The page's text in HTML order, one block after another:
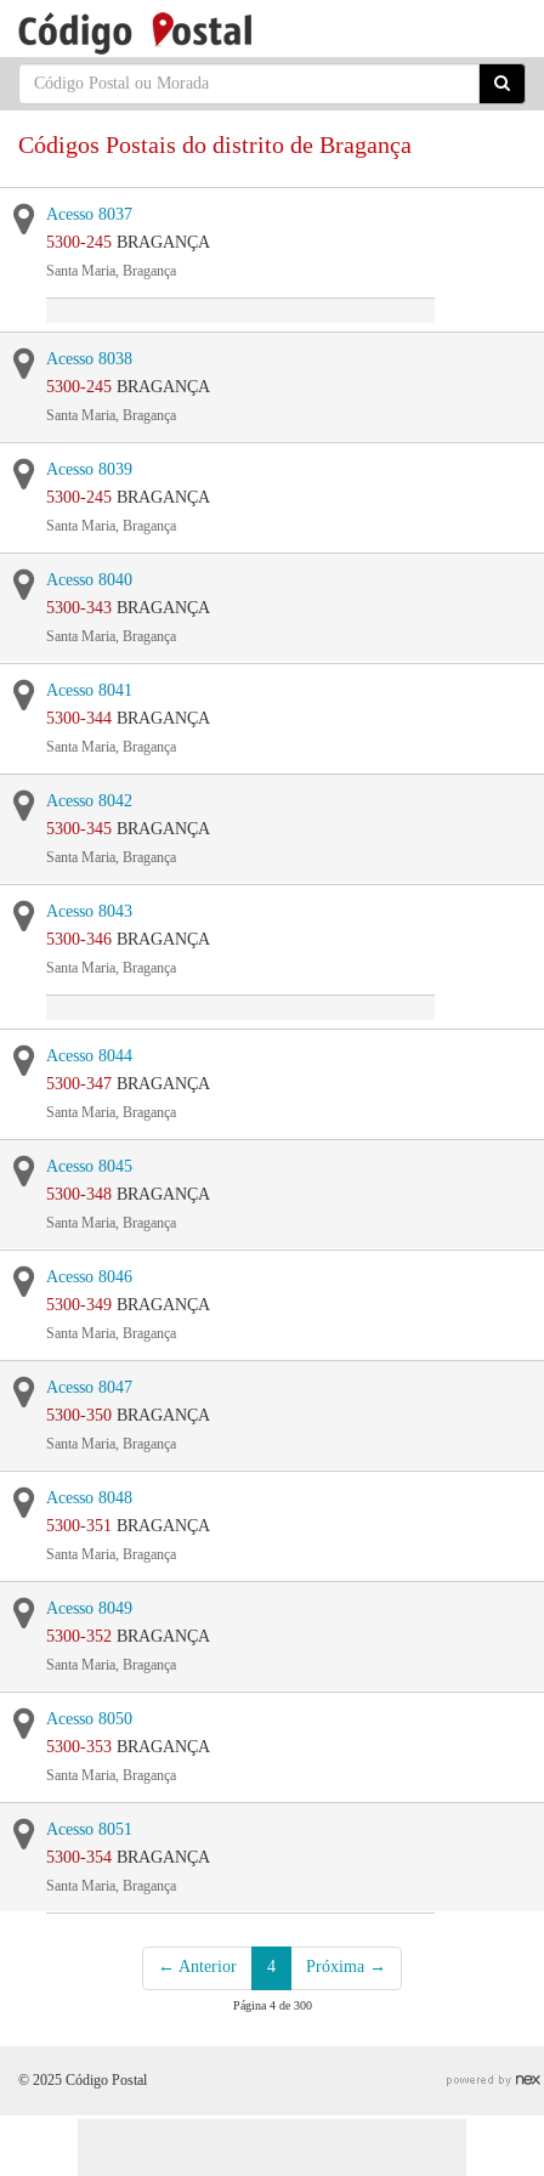
Códigos Postais do distrito de Bragança
Acesso 8037
5300-245 BRAGANÇA
Santa Maria, Bragança
Acesso 8038
5300-245 BRAGANÇA
Santa Maria, Bragança
Acesso 8039
5300-245 BRAGANÇA
Santa Maria, Bragança
Acesso 8040
5300-343 BRAGANÇA
Santa Maria, Bragança
Acesso 8041
5300-344 BRAGANÇA
Santa Maria, Bragança
Acesso 8042
5300-345 BRAGANÇA
Santa Maria, Bragança
Acesso 8043
5300-346 BRAGANÇA
Santa Maria, Bragança
Acesso 8044
5300-347 BRAGANÇA
Santa Maria, Bragança
Acesso 8045
5300-348 BRAGANÇA
Santa Maria, Bragança
Acesso 8046
5300-349 BRAGANÇA
Santa Maria, Bragança
Acesso 8047
5300-350 BRAGANÇA
Santa Maria, Bragança
Acesso 8048
5300-351 BRAGANÇA
Santa Maria, Bragança
Acesso 8049
5300-352 BRAGANÇA
Santa Maria, Bragança
Acesso 8050
5300-353 BRAGANÇA
Santa Maria, Bragança
Acesso 8051
5300-354 BRAGANÇA
Santa Maria, Bragança
← Anterior 4 Próxima →
Página 4 de 300
© 2025 Código Postal